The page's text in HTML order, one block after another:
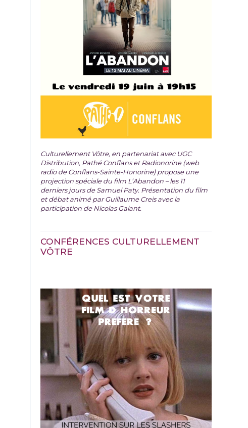
Culturellement Vôtre, en partenariat avec UGC
Distribution, Pathé Conflans et Radionorine (web
radio de Conflans-Sainte-Honorine) propose une
projection spéciale du film L’Abandon – les 11
derniers jours de Samuel Paty. Présentation du film
et débat animé par Guillaume Creis avec la
participation de Nicolas Galant.
CONFÉRENCES CULTURELLEMENT
VÔTRE